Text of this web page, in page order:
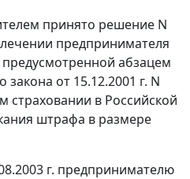
принято решение N
предпринимателя
предусмотренной абзацем
закона от 15.12.2001 г. N
страховании в Российской
штрафа в размере
г. предпринимателю